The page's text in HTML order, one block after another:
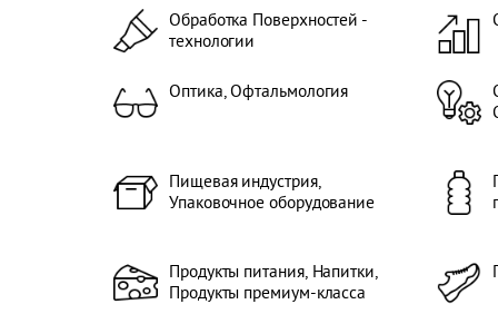
Обработка Поверхностей -
технологии
Оптика, Офтальмология
Пищевая индустрия,
Упаковочное оборудование
Продукты питания, Напитки,
Продукты премиум-класса